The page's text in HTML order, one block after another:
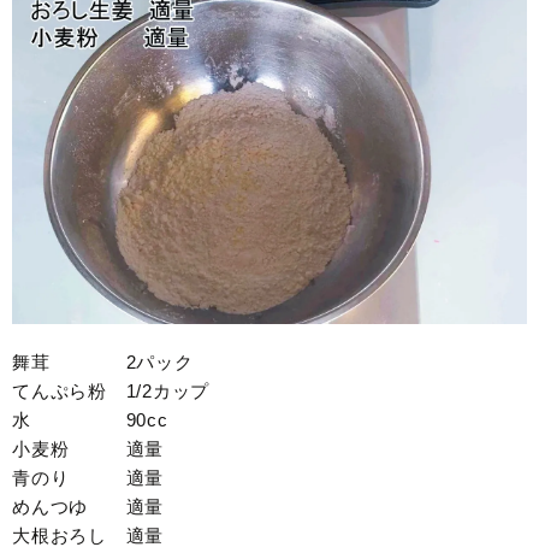
舞茸 2パック
てんぷら粉 1/2カップ
水 90cc
小麦粉 適量
青のり 適量
めんつゆ 適量
大根おろし 適量